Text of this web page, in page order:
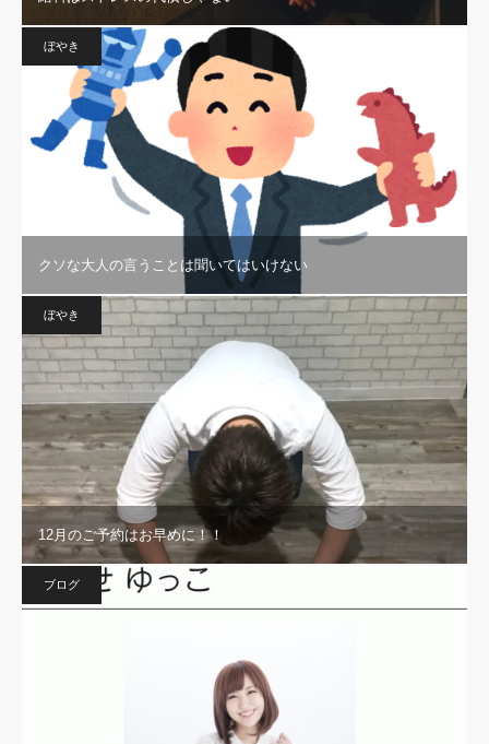
ぼやき
クソな大人の言うことは聞いてはいけない
ぼやき
12月のご予約はお早めに！！
ブログ